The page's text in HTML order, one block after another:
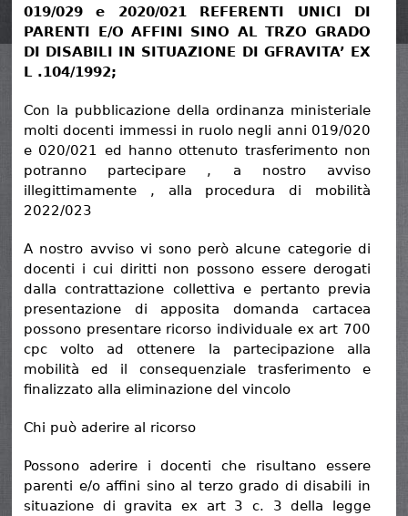
019/029 e 2020/021 REFERENTI UNICI DI
PARENTI E/O AFFINI SINO AL TRZO GRADO
DI DISABILI IN SITUAZIONE DI GFRAVITA’ EX
L .104/1992;
Con la pubblicazione della ordinanza ministeriale
molti docenti immessi in ruolo negli anni 019/020
e 020/021 ed hanno ottenuto trasferimento non
potranno partecipare , a nostro avviso
illegittimamente , alla procedura di mobilità
2022/023
A nostro avviso vi sono però alcune categorie di
docenti i cui diritti non possono essere derogati
dalla contrattazione collettiva e pertanto previa
presentazione di apposita domanda cartacea
possono presentare ricorso individuale ex art 700
cpc volto ad ottenere la partecipazione alla
mobilità ed il consequenziale trasferimento e
finalizzato alla eliminazione del vincolo
Chi può aderire al ricorso
Possono aderire i docenti che risultano essere
parenti e/o affini sino al terzo grado di disabili in
situazione di gravita ex art 3 c. 3 della legge